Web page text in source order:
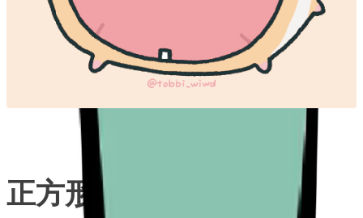
正方形はがき